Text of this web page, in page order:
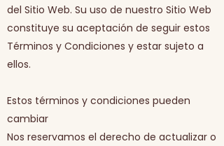
del Sitio Web. Su uso de nuestro Sitio Web
constituye su aceptación de seguir estos
Términos y Condiciones y estar sujeto a
ellos.
Estos términos y condiciones pueden
cambiar
Nos reservamos el derecho de actualizar o